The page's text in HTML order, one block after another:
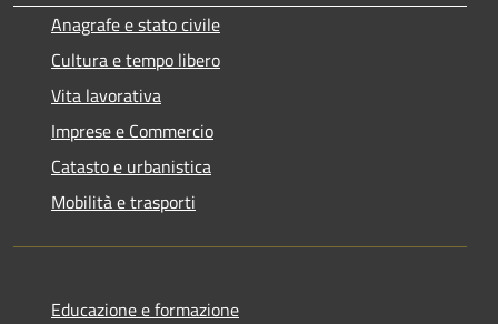
Anagrafe e stato civile
Cultura e tempo libero
Vita lavorativa
Imprese e Commercio
Catasto e urbanistica
Mobilità e trasporti
Educazione e formazione